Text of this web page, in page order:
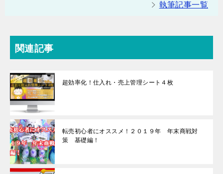
執筆記事一覧
関連記事
超効率化！仕入れ・売上管理シート４枚
転売初心者にオススメ！２０１９年 年末商戦対
策 基礎編！